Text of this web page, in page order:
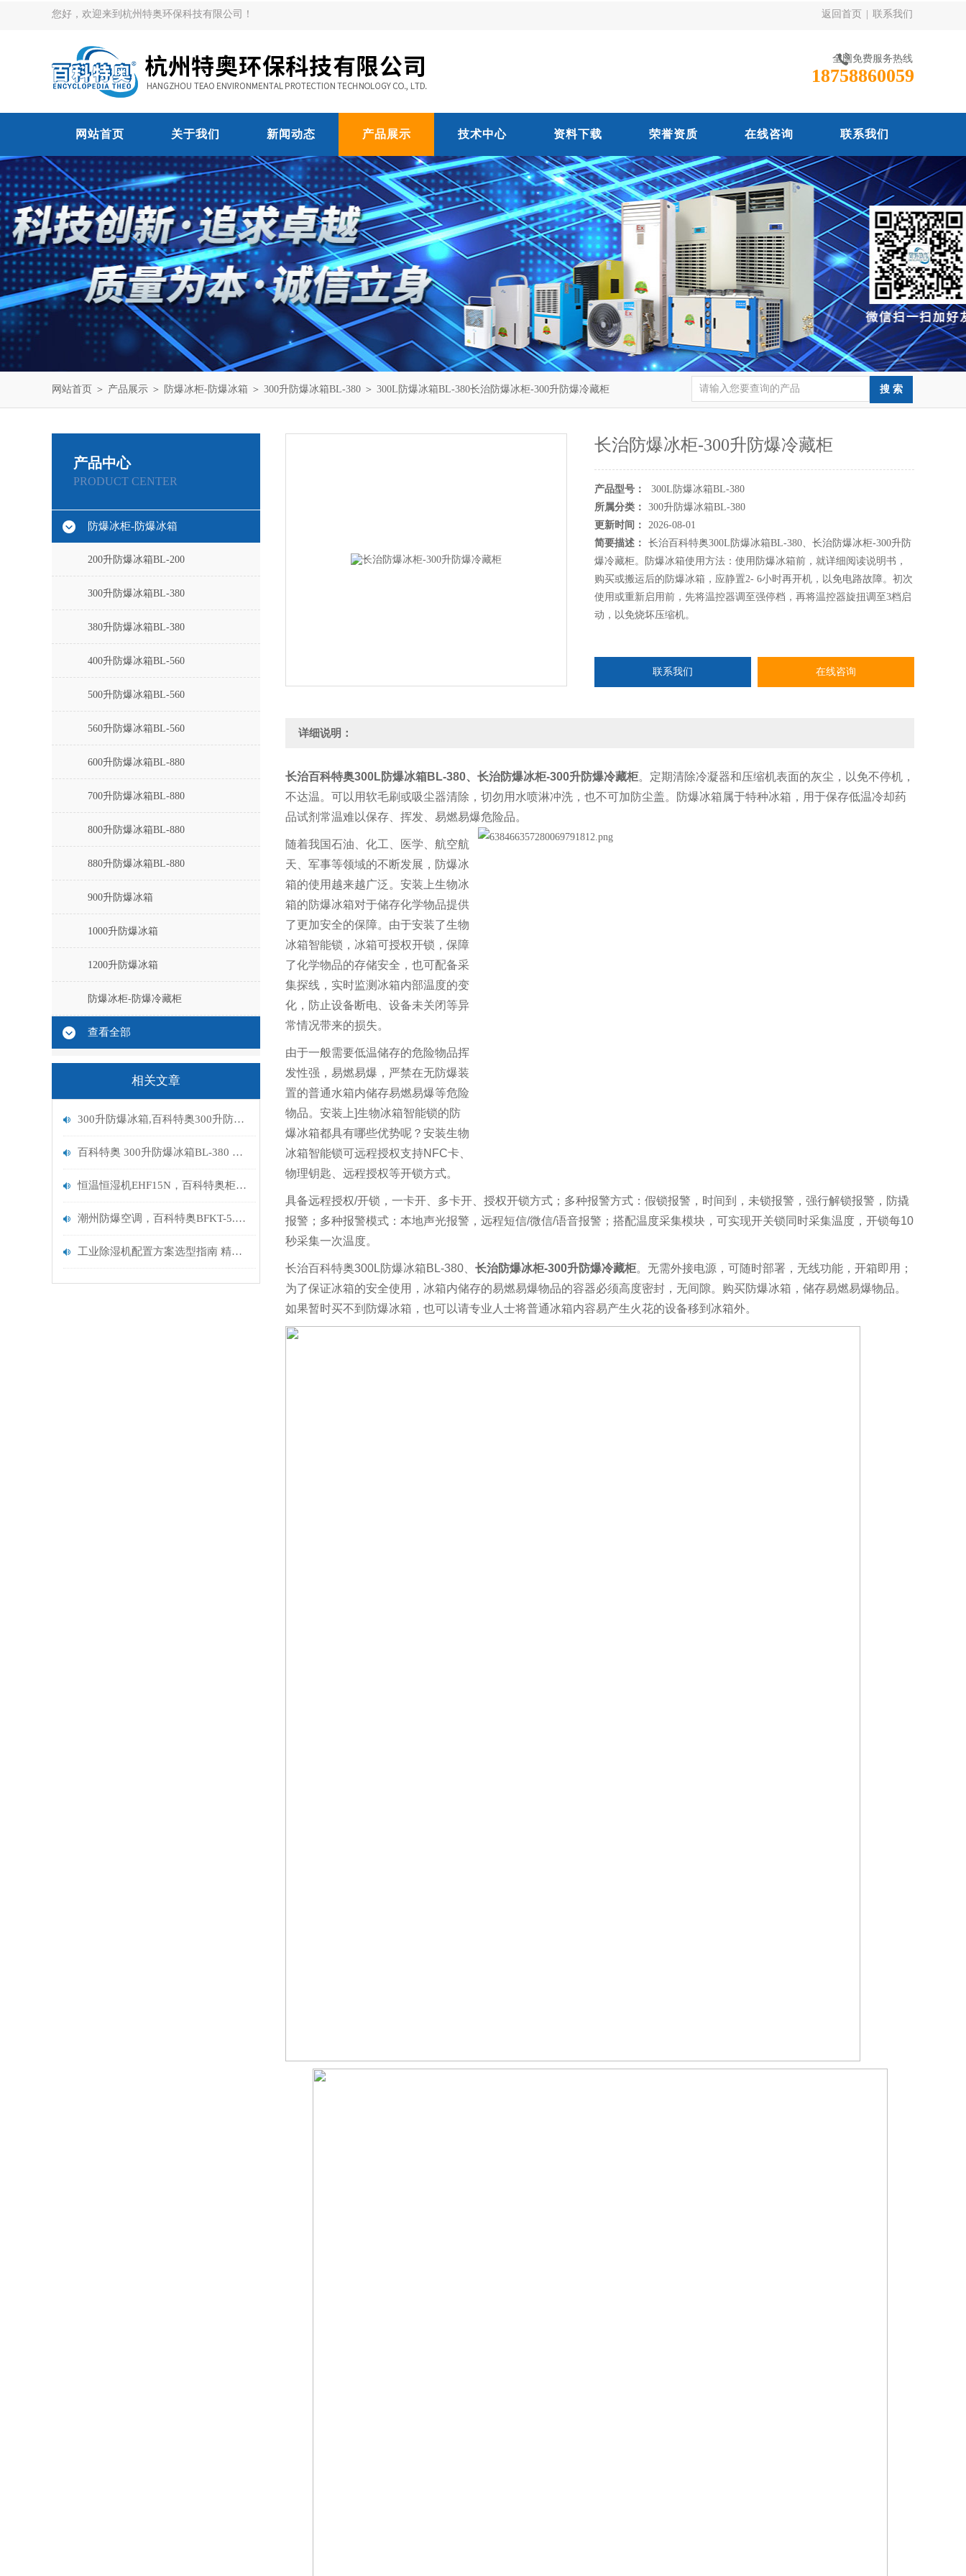
您好，欢迎来到杭州特奥环保科技有限公司！ 返回首页 联系我们
全国免费服务热线
18758860059
网站首页 关于我们 新闻动态 产品展示 技术中心 资料下载 荣誉资质 在线咨询 联系我们
网站首页 ＞ 产品展示 ＞ 防爆冰柜-防爆冰箱 ＞ 300升防爆冰箱BL-380 ＞ 300L防爆冰箱BL-380长治防爆冰柜-300升防爆冷藏柜
产品中心
PRODUCT CENTER
防爆冰柜-防爆冰箱
200升防爆冰箱BL-200
300升防爆冰箱BL-380
380升防爆冰箱BL-380
400升防爆冰箱BL-560
500升防爆冰箱BL-560
560升防爆冰箱BL-560
600升防爆冰箱BL-880
700升防爆冰箱BL-880
800升防爆冰箱BL-880
880升防爆冰箱BL-880
900升防爆冰箱
1000升防爆冰箱
1200升防爆冰箱
防爆冰柜-防爆冷藏柜
查看全部
相关文章
300升防爆冰箱,百科特奥300升防爆冰箱BL-380
百科特奥 300升防爆冰箱BL-380 的原理是什么
恒温恒湿机EHF15N，百科特奥柜式6匹恒温恒湿机的详细参数
潮州防爆空调，百科特奥BFKT-5.0，潮州防爆空调2匹
工业除湿机配置方案选型指南 精准适配企业需求
长治防爆冰柜-300升防爆冷藏柜
产品型号：
300L防爆冰箱BL-380
所属分类：
300升防爆冰箱BL-380
更新时间：
2026-08-01
简要描述：
长治百科特奥300L防爆冰箱BL-380、长治防爆冰柜-300升防
爆冷藏柜。防爆冰箱使用方法：使用防爆冰箱前，就详细阅读说明书，
购买或搬运后的防爆冰箱，应静置2- 6小时再开机，以免电路故障。初次
使用或重新启用前，先将温控器调至强停档，再将温控器旋扭调至3档启
动，以免烧坏压缩机。
联系我们 在线咨询
详细说明：
长治百科特奥300L防爆冰箱BL-380、 长治防爆冰柜-300升防爆冷藏柜。定期清除冷凝器和压缩机表面的灰尘，以免不停机，
不达温。可以用软毛刷或吸尘器清除，切勿用水喷淋冲洗，也不可加防尘盖。防爆冰箱属于特种冰箱，用于保存低温冷却药
品试剂常温难以保存、挥发、易燃易爆危险品。
随着我国石油、化工、医学、航空航
天、军事等领域的不断发展，防爆冰
箱的使用越来越广泛。安装上生物冰
箱的防爆冰箱对于储存化学物品提供
了更加安全的保障。由于安装了生物
冰箱智能锁，冰箱可授权开锁，保障
了化学物品的存储安全，也可配备采
集探线，实时监测冰箱内部温度的变
化，防止设备断电、设备未关闭等异
常情况带来的损失。
由于一般需要低温储存的危险物品挥
发性强，易燃易爆，严禁在无防爆装
置的普通水箱内储存易燃易爆等危险
物品。安装上]生物冰箱智能锁的防
爆冰箱都具有哪些优势呢？安装生物
冰箱智能锁可远程授权支持NFC卡、
物理钥匙、远程授权等开锁方式。
具备远程授权/开锁，一卡开、多卡开、授权开锁方式；多种报警方式：假锁报警，时间到，未锁报警，强行解锁报警，防撬
报警；多种报警模式：本地声光报警，远程短信/微信/语音报警；搭配温度采集模块，可实现开关锁同时采集温度，开锁每10
秒采集一次温度。
长治百科特奥300L防爆冰箱BL-380、 长治防爆冰柜-300升防爆冷藏柜。无需外接电源，可随时部署，无线功能，开箱即用；
为了保证冰箱的安全使用，冰箱内储存的易燃易爆物品的容器必须高度密封，无间隙。购买防爆冰箱，储存易燃易爆物品。
如果暂时买不到防爆冰箱，也可以请专业人士将普通冰箱内容易产生火花的设备移到冰箱外。